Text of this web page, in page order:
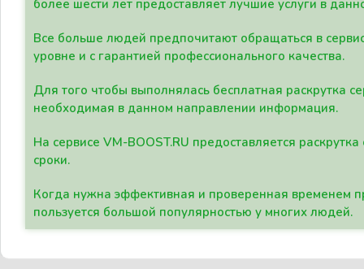
более шести лет предоставляет лучшие услуги в
Все больше людей предпочитают обращаться в
уровне и с гарантией профессионального качества.
Для того чтобы выполнялась бесплатная раскрутка
необходимая в данном направлении информация.
На сервисе VM-BOOST.RU предоставляется
сроки.
Когда нужна эффективная и проверенная временем
пользуется большой популярностью у многих людей.